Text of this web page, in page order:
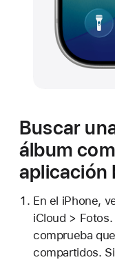
Buscar
álbum
aplicación
En el iPhone,
iCloud >
comprueba
compartidos.